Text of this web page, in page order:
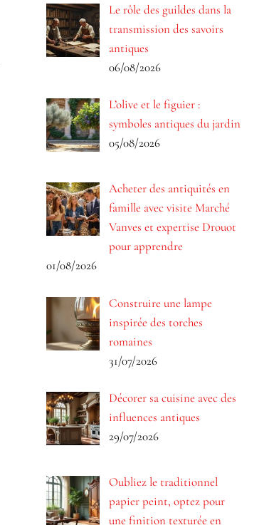
Le rôle des guildes dans la
transmission des savoirs
antiques
06/08/2026
L’olive et le figuier :
symboles antiques du jardin
05/08/2026
Acheter des antiquités en
famille avec visite Marché
Vanves et expertise Drouot
pour apprendre
01/08/2026
Construire une lampe
inspirée des torches
romaines
31/07/2026
Décorer sa cuisine avec des
influences antiques
29/07/2026
Oubliez le traditionnel
papier peint, optez pour
une finition texturée en